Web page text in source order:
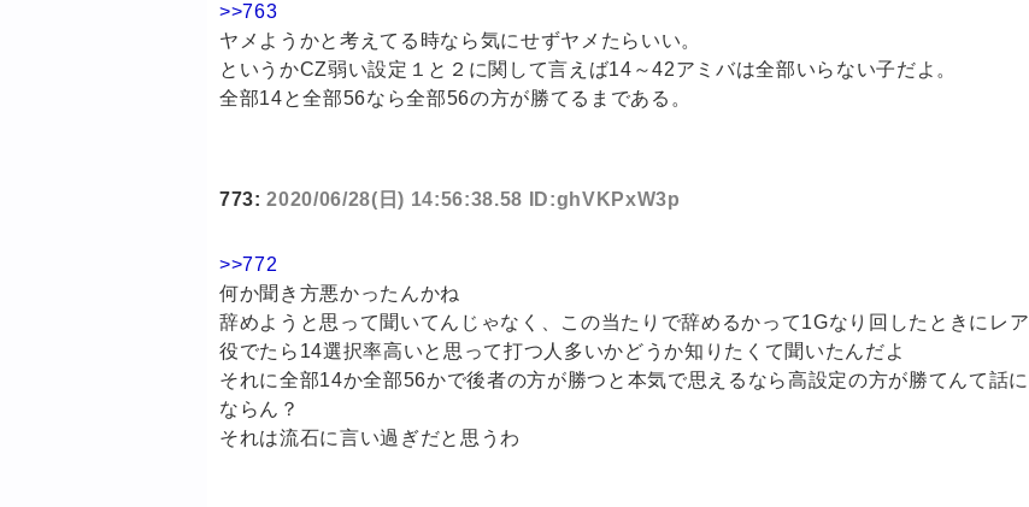
>>763
ヤメようかと考えてる時なら気にせずヤメたらいい。
というかCZ弱い設定１と２に関して言えば14～42アミバは全部いらない子だよ。
全部14と全部56なら全部56の方が勝てるまである。
773:2020/06/28(日) 14:56:38.58 ID:ghVKPxW3p
>>772
何か聞き方悪かったんかね
辞めようと思って聞いてんじゃなく、この当たりで辞めるかって1Gなり回したときにレア
役でたら14選択率高いと思って打つ人多いかどうか知りたくて聞いたんだよ
それに全部14か全部56かで後者の方が勝つと本気で思えるなら高設定の方が勝てんて話に
ならん？
それは流石に言い過ぎだと思うわ